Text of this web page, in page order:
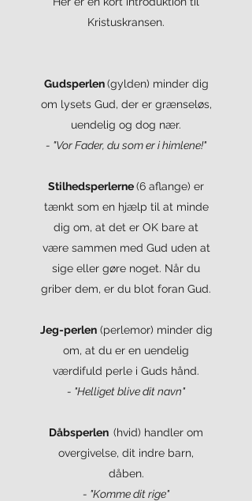
Kristuskransen.
Gudsperlen(gylden) minder dig
om lysets Gud, der er grænseløs,
uendelig og dog nær.
- "Vor Fader, du som er i himlene!"
Stilhedsperlerne(6 aflange) er
tænkt som en hjælp til at minde
dig om, at det er OK bare at
være sammen med Gud uden at
sige eller gøre noget. Når du
griber dem, er du blot foran Gud.
Jeg-perlen(perlemor) minder dig
om, at du er en uendelig
værdifuld perle i Guds hånd.
- "Helliget blive dit navn"
Dåbsperlen (hvid) handler om
overgivelse, dit indre barn,
dåben.
- "Komme dit rige"